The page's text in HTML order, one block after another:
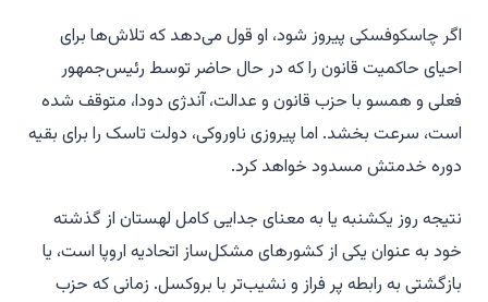
اگر چاسکوفسکی پیروز شود، او قول می‌دهد که تلاش‌ها برای
احیای حاکمیت قانون را که در حال حاضر توسط رئیس‌جمهور
فعلی و همسو با حزب قانون و عدالت، آندژی دودا، متوقف شده
است، سرعت بخشد. اما پیروزی ناوروکی، دولت تاسک را برای بقیه
دوره خدمتش مسدود خواهد کرد.
نتیجه روز یکشنبه یا به معنای جدایی کامل لهستان از گذشته
خود به عنوان یکی از کشورهای مشکل‌ساز اتحادیه اروپا است، یا
بازگشتی به رابطه پر فراز و نشیب‌تر با بروکسل. زمانی که حزب